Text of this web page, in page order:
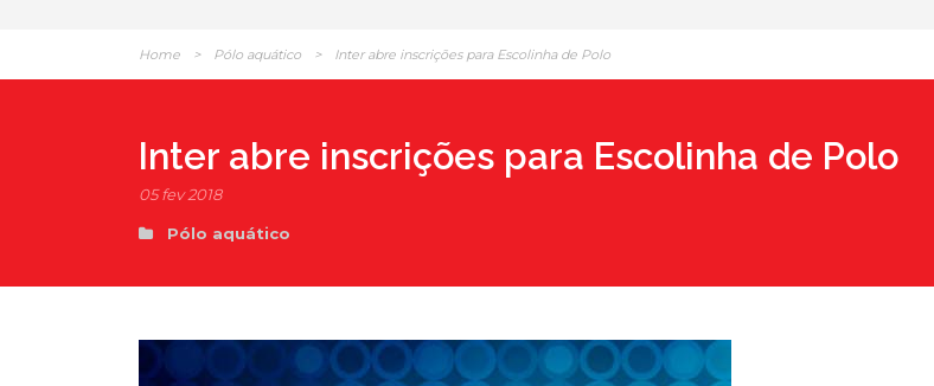
Home > Pólo aquático > Inter abre inscrições para Escolinha de Polo
Inter abre inscrições para Escolinha de Polo
05 fev 2018
Pólo aquático